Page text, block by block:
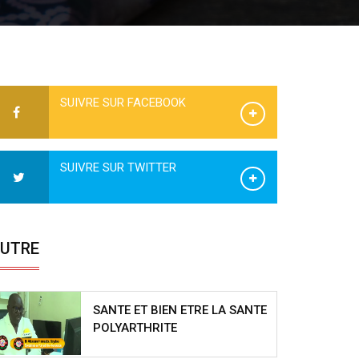
SUIVRE SUR FACEBOOK
SUIVRE SUR TWITTER
SANTE ET BIEN ETRE LA SANTE
POLYARTHRITE